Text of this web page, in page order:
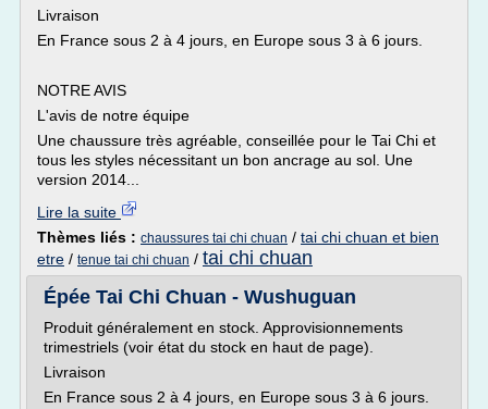
Livraison
En France sous 2 à 4 jours, en Europe sous 3 à 6 jours.
NOTRE AVIS
L'avis de notre équipe
Une chaussure très agréable, conseillée pour le Tai Chi et
tous les styles nécessitant un bon ancrage au sol. Une
version 2014...
Lire la suite
Thèmes liés : chaussures tai chi chuan / tai chi chuan et bien
etre / tenue tai chi chuan / tai chi chuan
Épée Tai Chi Chuan - Wushuguan
Produit généralement en stock. Approvisionnements
trimestriels (voir état du stock en haut de page).
Livraison
En France sous 2 à 4 jours, en Europe sous 3 à 6 jours.